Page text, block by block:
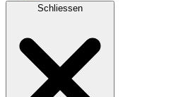
Schliessen